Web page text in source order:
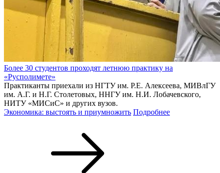
Более 30 студентов проходят летнюю практику на
«Русполимете»
Практиканты приехали из НГТУ им. Р.Е. Алексеева, МИВлГУ
им. А.Г. и Н.Г. Столетовых, ННГУ им. Н.И. Лобачевского,
НИТУ «МИСиС» и других вузов.
Экономика: выстоять и приумножить Подробнее